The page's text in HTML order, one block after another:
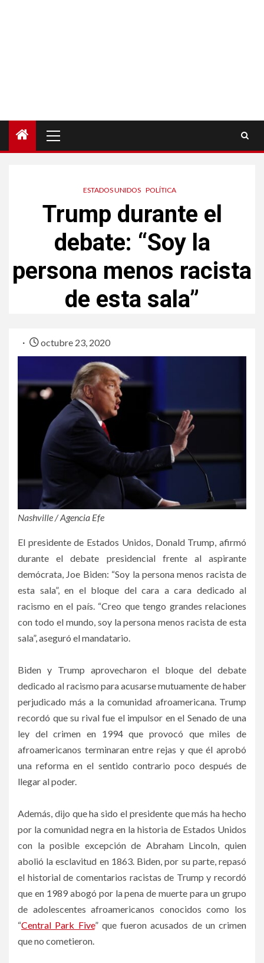
principal
ESTADOS UNIDOS POLÍTICA
Trump durante el
debate: “Soy la
persona menos racista
de esta sala”
octubre 23, 2020
Nashville / Agencia Efe
El presidente de Estados Unidos, Donald Trump, afirmó
durante el debate presidencial frente al aspirante
demócrata, Joe Biden: “Soy la persona menos racista de
esta sala”, en el bloque del cara a cara dedicado al
racismo en el país. “Creo que tengo grandes relaciones
con todo el mundo, soy la persona menos racista de esta
sala”, aseguró el mandatario.
Biden y Trump aprovecharon el bloque del debate
dedicado al racismo para acusarse mutuamente de haber
perjudicado más a la comunidad afroamericana. Trump
recordó que su rival fue el impulsor en el Senado de una
ley del crimen en 1994 que provocó que miles de
afroamericanos terminaran entre rejas y que él aprobó
una reforma en el sentido contrario poco después de
llegar al poder.
Además, dijo que ha sido el presidente que más ha hecho
por la comunidad negra en la historia de Estados Unidos
con la posible excepción de Abraham Lincoln, quien
abolió la esclavitud en 1863. Biden, por su parte, repasó
el historial de comentarios racistas de Trump y recordó
que en 1989 abogó por la pena de muerte para un grupo
de adolescentes afroamericanos conocidos como los
“Central Park Five” que fueron acusados de un crimen
que no cometieron.